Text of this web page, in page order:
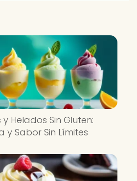
Helados Sin Gluten:
y Sabor Sin Límites